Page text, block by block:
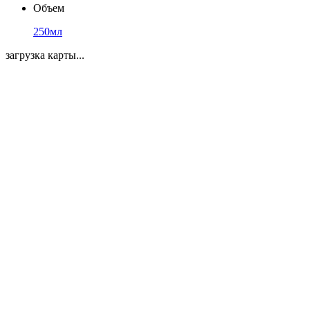
Объем
250мл
загрузка карты...